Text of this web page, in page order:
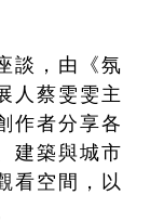
談，由《氛
人蔡雯雯主
作者分享各
建築與城市
看空間，以